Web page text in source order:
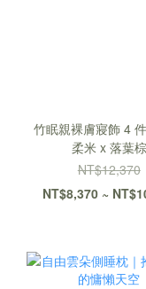
竹眠親裸膚寢飾 4
柔米 x 落葉棕
NT$12,370
NT$8,370 ~